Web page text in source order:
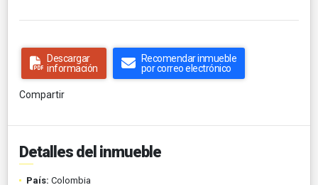
Descargar
información
Recomendar inmueble
por correo electrónico
Compartir
Detalles del inmueble
País: Colombia